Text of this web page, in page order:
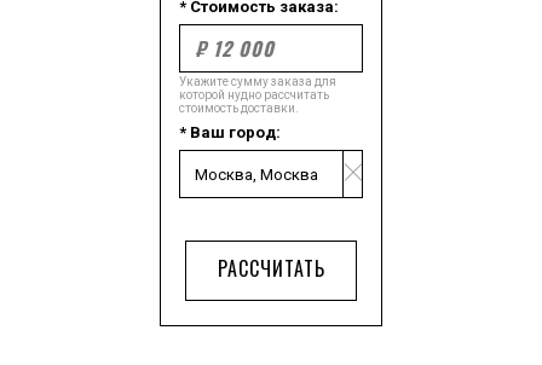
* Стоимость заказа:
Укажите сумму заказа для
которой нудно рассчитать
стоимость доставки.
* Ваш город:
РАССЧИТАТЬ